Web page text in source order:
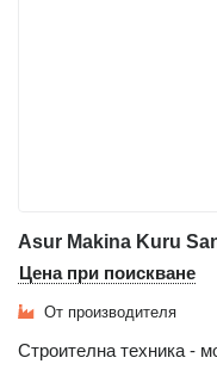
Asur Makina Kuru
Цена при поискване
От производителя
Строителна техника -